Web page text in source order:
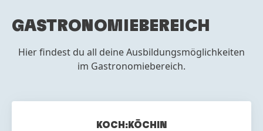
GASTRONOMIEBEREICH
Hier findest du all deine Ausbildungsmöglichkeiten
im Gastronomiebereich.
KOCH:KÖCHIN